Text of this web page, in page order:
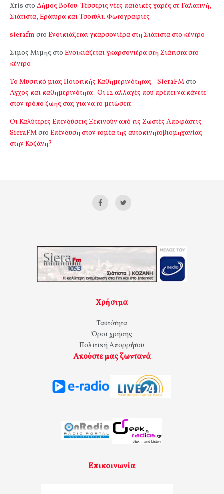
Xris στο Δήμος Βοΐου: Τέσσερις νέες παιδικές χαρές σε Γαλατινή,
Σιάτιστα, Εράτυρα και Τσοτύλι. Φωτογραφίες
sierafm στο Ενοικιάζεται γκαρσονιέρα στη Σιάτιστα στο κέντρο
Σιμος Μιμής στο Ενοικιάζεται γκαρσονιέρα στη Σιάτιστα στο
κέντρο
Το Μυστικό μιας Ποιοτικής Καθημερινότητας - SieraFMστο
Αγχος και καθημερινότητα -Οι 12 αλλαγές που πρέπει να κάνετε
στον τρόπο ζωής σας για να το μειώσετε
Οι Καλύτερες Επενδύσεις Ξεκινούν από τις Σωστές Αποφάσεις -
SieraFMστο Επένδυση στον τομέα της αυτοκινητοβιομηχανίας
στην Κοζάνη?
Χρήσιμα
Ταυτότητα
Όροι χρήσης
Πολιτική Απορρήτου
Ακούστε μας ζωντανά
Επικοινωνία